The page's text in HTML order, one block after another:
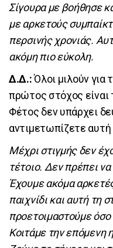
Σίγουρα με βοήθησε
με αρκετούς
περσινής χρονιάς.
ακόμη πιο εύκολη.
Δ.Δ.:Όλοι μιλούν
πρώτος στόχος είναι
Φέτος δεν υπάρχει
αντιμετωπίζετε αυτή
Μέχρι στιγμής δεν
τέτοιο. Δεν πρέπει
Έχουμε ακόμα
παιχνίδι και αυτή τη
προετοιμαστούμε όσο
Κοιτάμε την επόμενη